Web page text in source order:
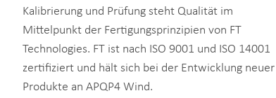
Kalibrierung und Prüfung steht Qualität im
Mittelpunkt der Fertigungsprinzipien von FT
Technologies. FT ist nach ISO 9001 und ISO 14001
zertifiziert und hält sich bei der Entwicklung neuer
Produkte an APQP4 Wind.